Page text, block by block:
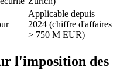
Applicable depuis
2024 (chiffre d'affaires
> 750 M EUR)
l'imposition des